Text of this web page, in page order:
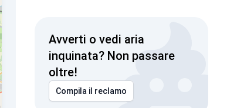
Avverti o vedi aria
inquinata? Non passare
oltre!
Compila il reclamo